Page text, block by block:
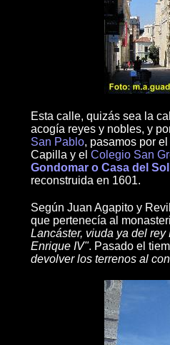
Esta calle, quizás sea la
acogía reyes y nobles, y
San Pablo, pasamos por el
Capilla y el Colegio San
Gondomar o Casa del Sol
reconstruida en 1601.
Según Juan Agapito y
que pertenecía al
Lancáster, viuda ya del
Enrique IV". Pasado el
devolver los terrenos al